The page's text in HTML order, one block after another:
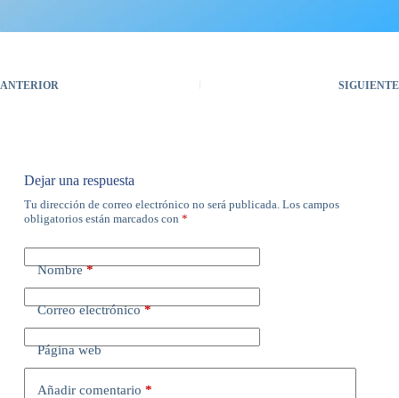
ANTERIOR SIGUIENTE
Dejar una respuesta
Tu dirección de correo electrónico no será publicada. Los campos
obligatorios están marcados con *
Nombre*
Correo electrónico*
Página web
Añadir comentario *